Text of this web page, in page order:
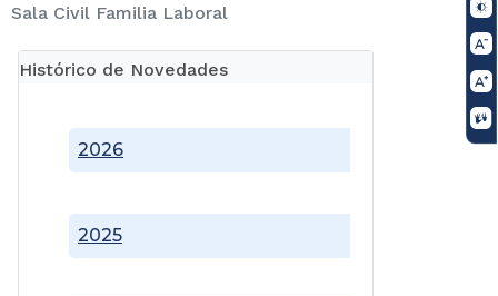
Sala Civil Familia Laboral
Histórico de Novedades
2025
2026